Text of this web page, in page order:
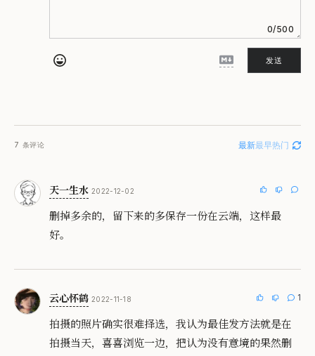
0/500
发送
7 条评论 最新最早热门
天一生水 2022-12-02
删掉多余的，留下来的多保存一份在云端，这样最
好。
云心怀鹤 2022-11-18 1
拍摄的照片确实很难择选，我认为最佳发方法就是在
拍摄当天，喜喜浏览一边，把认为没有意境的果然删